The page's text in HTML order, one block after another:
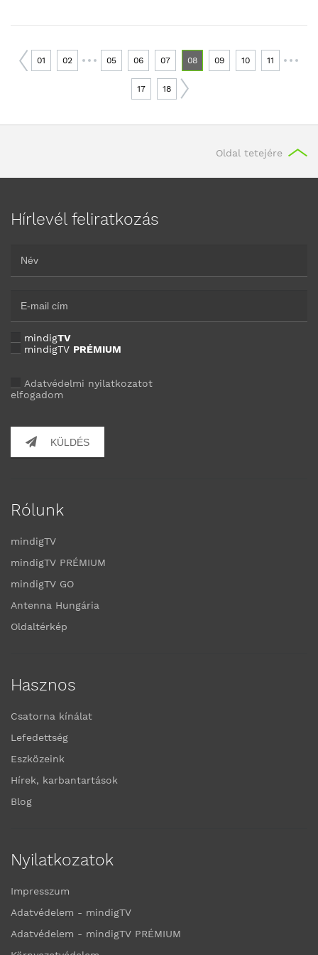
01 02 05 06 07 08 09 10 11
17 18
Oldal tetejére
Hírlevél feliratkozás
mindigTV
mindigTV PRÉMIUM
Adatvédelmi nyilatkozatot
elfogadom
KÜLDÉS
Rólunk
mindigTV
mindigTV PRÉMIUM
mindigTV GO
Antenna Hungária
Oldaltérkép
Hasznos
Csatorna kínálat
Lefedettség
Eszközeink
Hírek, karbantartások
Blog
Nyilatkozatok
Impresszum
Adatvédelem - mindigTV
Adatvédelem - mindigTV PRÉMIUM